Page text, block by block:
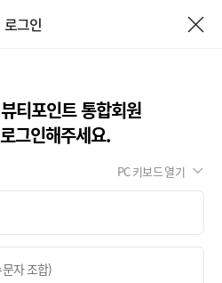
로그인
티포인트 통합회원
그인해주세요.
PC 키보드 열기